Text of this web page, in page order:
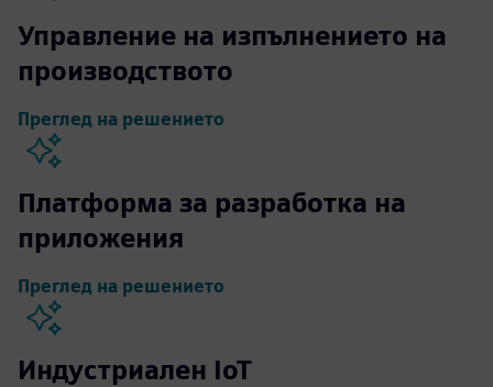
Управление на изпълнението на
производството
Преглед на решението
Платформа за разработка на
приложения
Преглед на решението
Индустриален IoT